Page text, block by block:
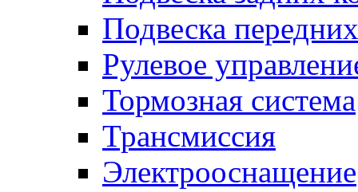
Подвеска
Рулевое
Тормозная система
Трансмиссия
Электрооснащение